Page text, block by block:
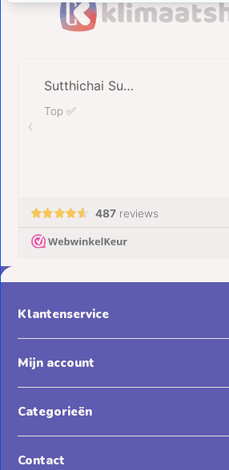
Klantenservice
Mijn account
Categorieën
Contact